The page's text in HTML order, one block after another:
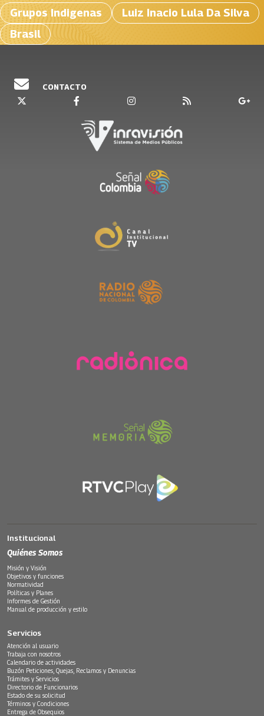
Grupos Indigenas
Luiz Inacio Lula Da Silva
Brasil
CONTACTO
Institucional
Quiénes Somos
Misión y Visión
Objetivos y funciones
Normatividad
Políticas y Planes
Informes de Gestión
Manual de producción y estilo
Servicios
Atención al usuario
Trabaja con nosotros
Calendario de actividades
Buzón Peticiones, Quejas, Reclamos y Denuncias
Trámites y Servicios
Directorio de Funcionarios
Estado de su solicitud
Términos y Condiciones
Entrega de Obsequios